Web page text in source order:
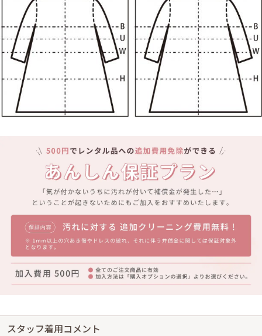
スタッフ着用コメント